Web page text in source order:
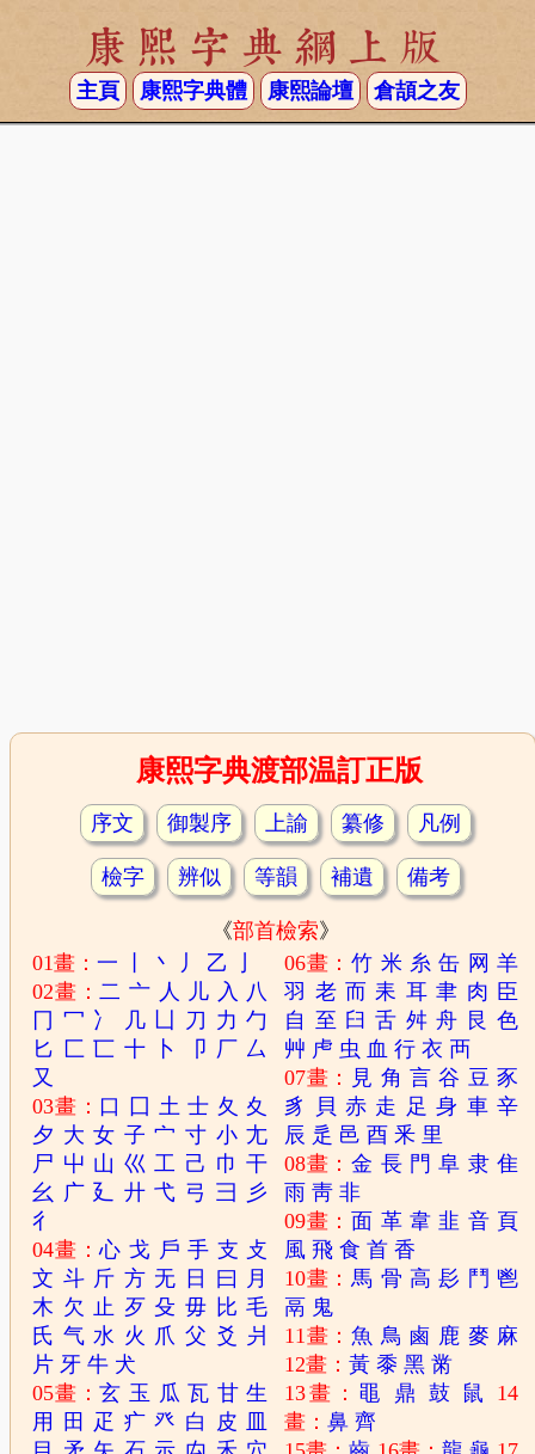
康熙字典網上版
主頁 康熙字典體 康熙論壇 倉頡之友
康熙字典渡部温訂正版
序文 御製序 上諭 纂修 凡例
檢字 辨似 等韻 補遺 備考
《部首檢索》
01畫：一 丶 丿 乙
02畫：二 亠 人 儿 入 八
冂 冖 冫 几 凵 刀 力 勹
匕 匚 匸 十 卜 卩 厂 厶
又
03畫： 口 囗 土 士 夂 夊
夕 大 女 子 宀 寸 小 尢
尸 屮 山 巛 工 己 巾 干
幺 广 廴 廾 弋 弓 彐
彡
彳
04畫：心 戈 戶 手 支 攴
文 斗 斤 方 无 日 曰 月
木 欠 止 歹 殳 毋 比 毛
氏 气 水 火 爪 父 爻 爿
片 牙 牛 犬
05畫：玄 玉 瓜 瓦 甘 生
用
田 疋 疒 癶 白 皮
06畫：竹 米 糸 缶 网 羊
羽 老 而 耒 耳 聿 肉 臣
自 至 臼 舌 舛 舟 艮 色
艸 虍 虫 血 行 衣 襾
07畫： 見 角 言 谷 豆 豕
豸
貝 赤 走 足 身 車 辛
辰 辵 邑 酉 釆 里
08畫：金 長 門 阜 隶 隹
雨 靑 非
09畫： 面 革 韋 韭 音 頁
風 飛 食 首 香
10畫：馬 骨 高 髟 鬥 鬯
鬲 鬼
11畫：魚 鳥 鹵 鹿 麥 麻
12畫：黃 黍 黑 黹
13畫： 黽 鼎 鼓 鼠
14
畫：鼻 齊